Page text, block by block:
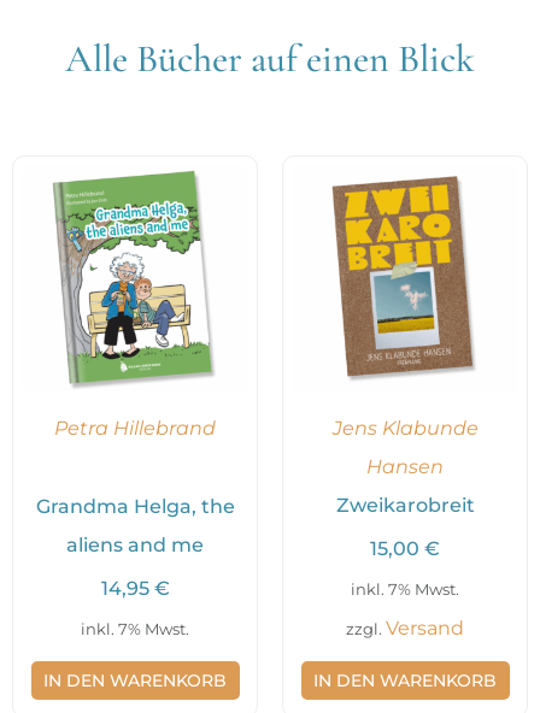
Alle Bücher auf einen Blick
Petra Hillebrand
Grandma Helga, the
aliens and me
14,95 €
inkl. 7% Mwst.
IN DEN WARENKORB
Jens Klabunde
Hansen
Zweikarobreit
15,00 €
inkl. 7% Mwst.
zzgl. Versand
IN DEN WARENKORB